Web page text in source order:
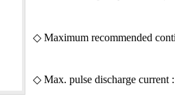
◇ Maximum recommended
◇ Max. pulse discharge current